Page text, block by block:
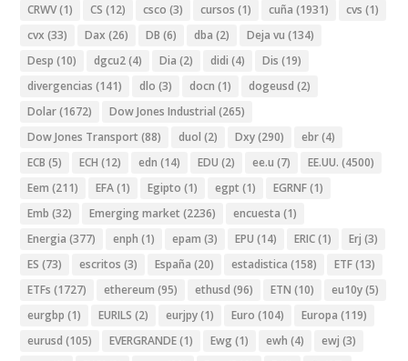
CRWV(1) CS (12) csco (3) cursos (1) cuña (1931) cvs (1)
cvx (33) Dax (26) DB (6) dba (2) Deja vu (134)
Desp (10) dgcu2(4) Dia (2) didi (4) Dis (19)
divergencias (141) dlo (3) docn (1) dogeusd (2)
Dolar(1672) Dow Jones Industrial (265)
Dow Jones Transport (88) duol (2) Dxy(290) ebr(4)
ECB (5) ECH (12) edn (14) EDU (2) ee.u (7) EE.UU. (4500)
Eem (211) EFA(1) Egipto (1) egpt (1) EGRNF(1)
Emb (32) Emerging market (2236) encuesta (1)
Energia (377) enph (1) epam (3) EPU (14) ERIC(1) Erj (3)
ES (73) escritos (3) España (20) estadistica (158) ETF(13)
ETFs (1727) ethereum (95) ethusd (96) ETN (10) eu10y(5)
eurgbp (1) EURILS (2) eurjpy(1) Euro (104) Europa (119)
eurusd (105) EVERGRANDE(1) Ewg (1) ewh (4) ewj (3)